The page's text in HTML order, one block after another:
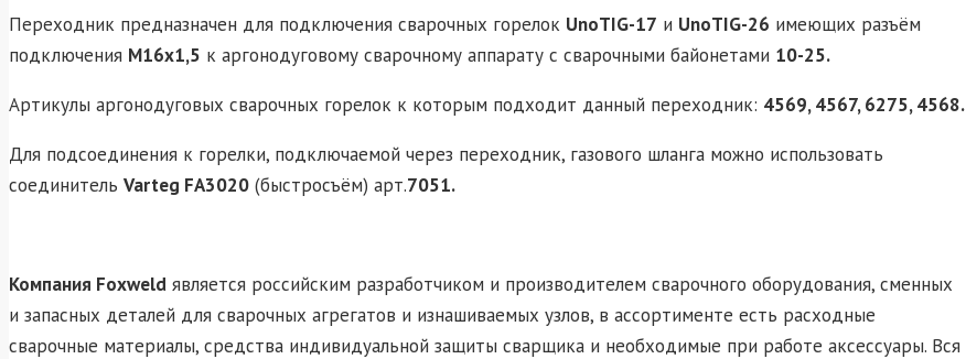
Переходник предназначен для подключения сварочных горелок UnoTIG-17 и UnoTIG-26 имеющих разъём
подключения М16х1,5 к аргонодуговому сварочному аппарату с сварочными байонетами 10-25.
Артикулы аргонодуговых сварочных горелок к которым подходит данный переходник: 4569, 4567, 6275, 4568.
Для подсоединения к горелки, подключаемой через переходник, газового шланга можно использовать
соединитель Varteg FA3020 (быстросъём) арт.7051.
Компания Foxweld является российским разработчиком и производителем сварочного оборудования, сменных
и запасных деталей для сварочных агрегатов и изнашиваемых узлов, в ассортименте есть расходные
сварочные материалы, средства индивидуальной защиты сварщика и необходимые при работе аксессуары. Вся